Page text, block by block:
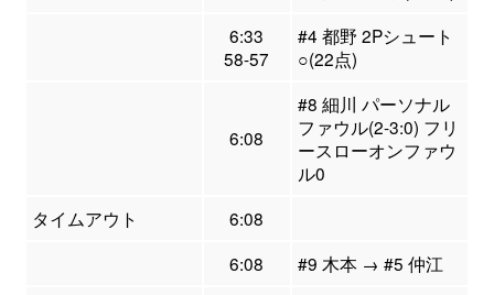
6:33
58-57
#4 都野 2Pシュート
○(22点)
6:08
#8 細川 パーソナル
ファウル(2-3:0) フリ
ースローオンファウ
ル0
タイムアウト
6:08
6:08
#9 木本 → #5 仲江